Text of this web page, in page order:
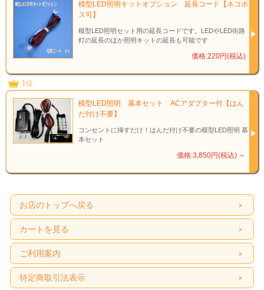
模型LED照明キットオプション 延長コード【ネコポ
ス可】
模型LED照明セット用の延長コードです。LEDやLED街路
灯の延長のほか照明キットの延長も可能です
価格:220円(税込)
1位
模型LED照明 基本セット ACアダプター付【はん
だ付け不要】
コンセントに挿すだけ！はんだ付け不要の模型LED照明 基
本セット
価格:3,850円(税込) ～
お店のトップへ戻る
カートを見る
ご利用案内
特定商取引法表示